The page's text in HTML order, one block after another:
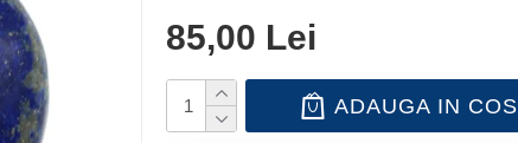
85,00 Lei
ADAUGA IN COS